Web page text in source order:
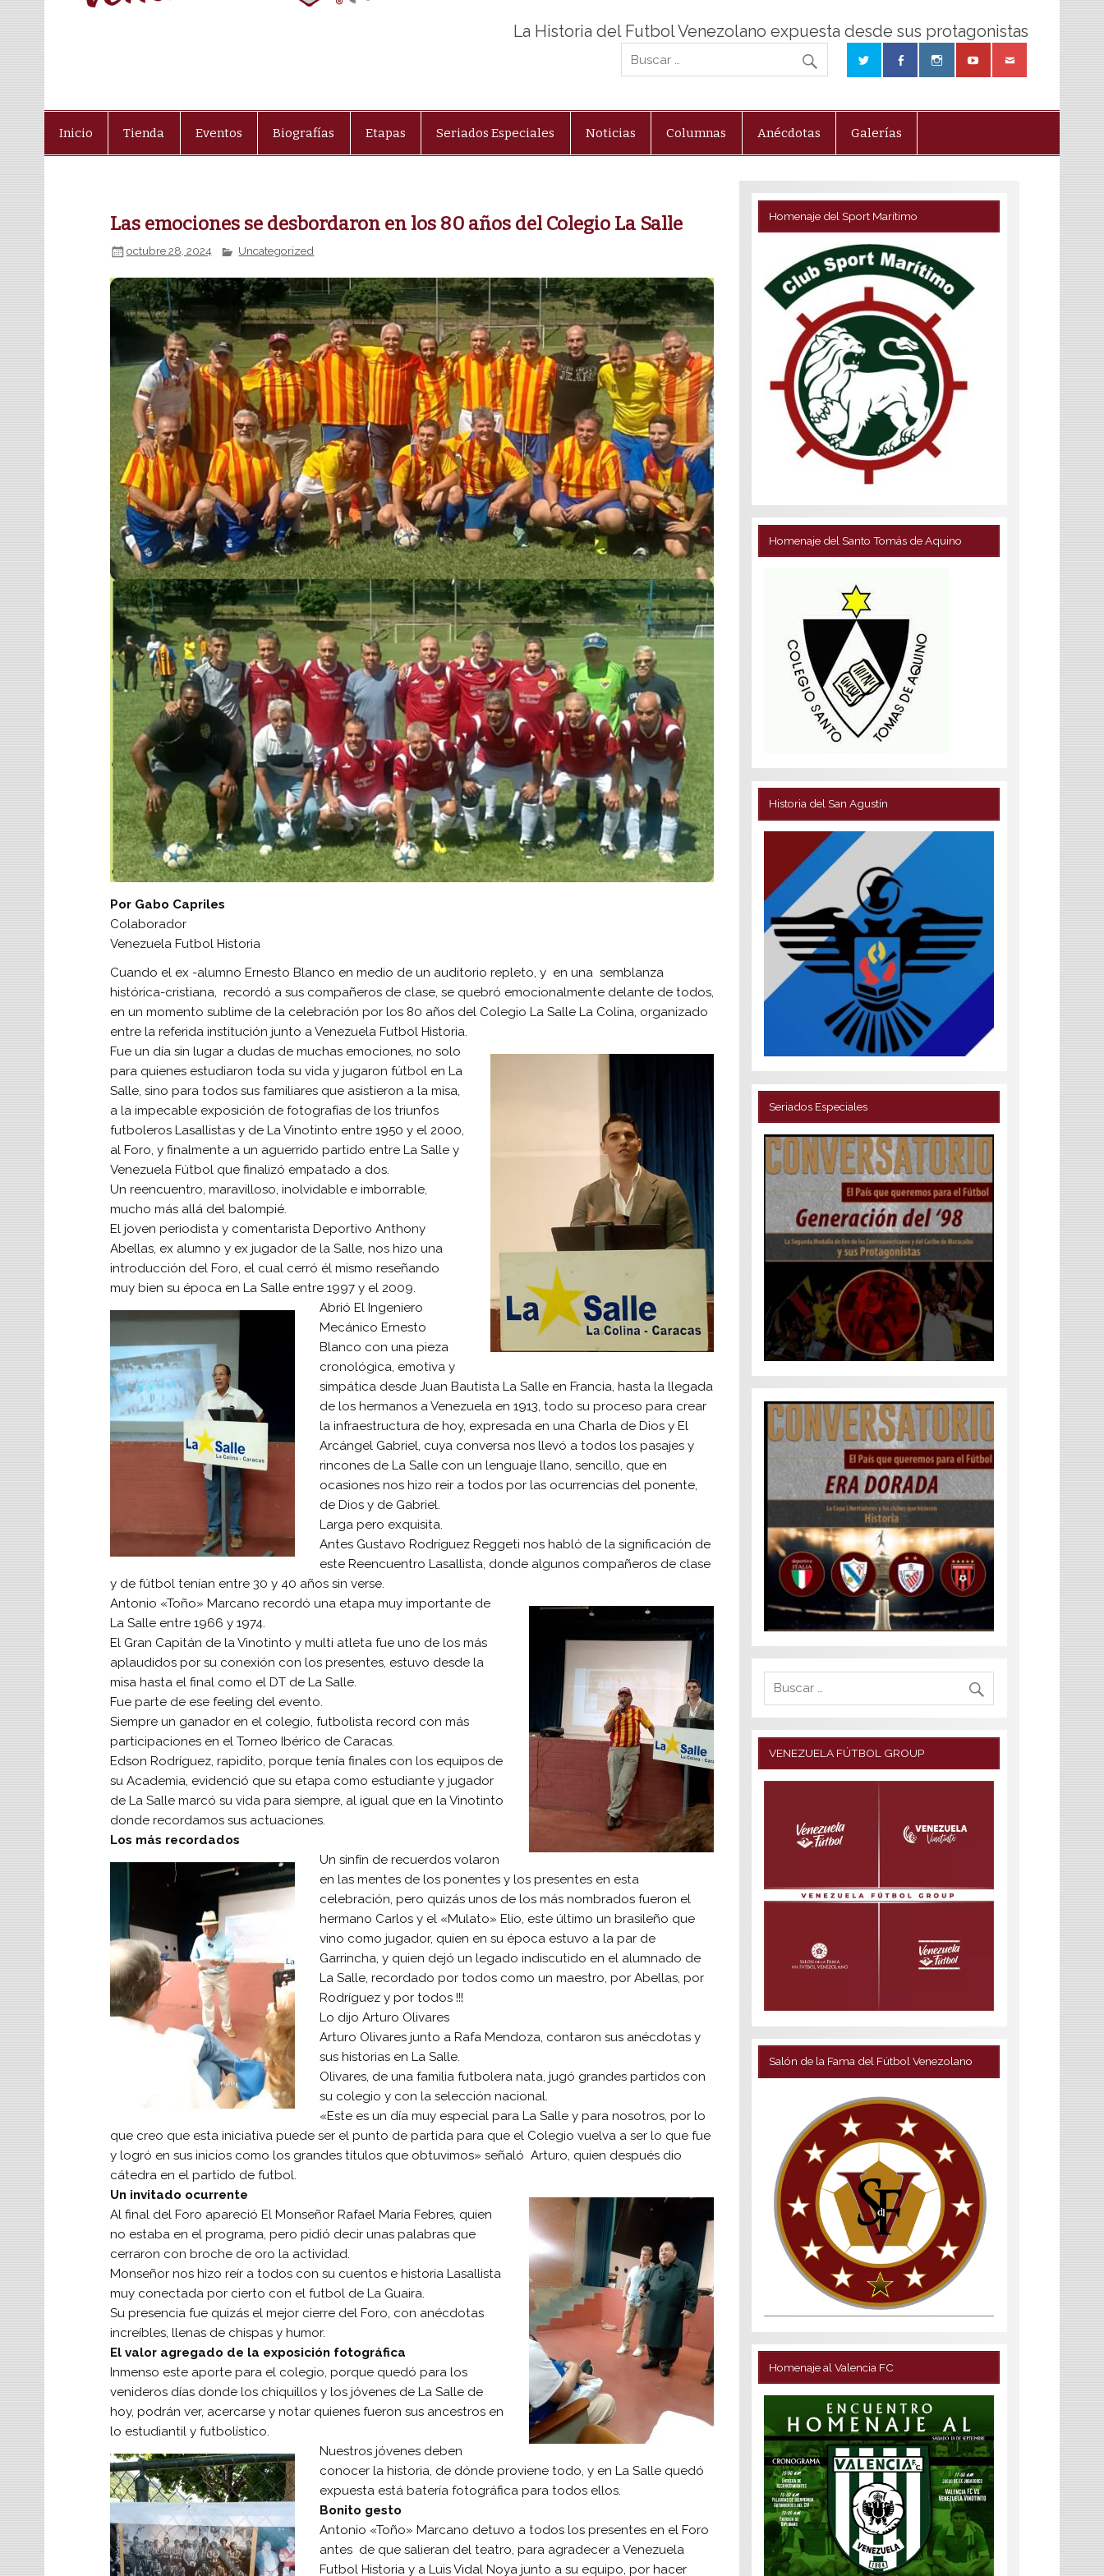
La Historia del Futbol Venezolano expuesta desde sus protagonistas
Inicio Tienda Eventos Biografías Etapas Seriados Especiales Noticias Columnas Anécdotas Galerías
Las emociones se desbordaron en los 80 años del Colegio La Salle
octubre 28, 2024 Uncategorized
Por Gabo Capriles
Colaborador
Venezuela Futbol Historia
Cuando el ex -alumno Ernesto Blanco en medio de un auditorio repleto, y en una semblanza
histórica-cristiana, recordó a sus compañeros de clase, se quebró emocionalmente delante de todos,
en un momento sublime de la celebración por los 80 años del Colegio La Salle La Colina, organizado
entre la referida institución junto a Venezuela Futbol Historia.
Fue un día sin lugar a dudas de muchas emociones, no solo
para quienes estudiaron toda su vida y jugaron fútbol en La
Salle, sino para todos sus familiares que asistieron a la misa,
a la impecable exposición de fotografías de los triunfos
futboleros Lasallistas y de La Vinotinto entre 1950 y el 2000,
al Foro, y finalmente a un aguerrido partido entre La Salle y
Venezuela Fútbol que finalizó empatado a dos.
Un reencuentro, maravilloso, inolvidable e imborrable,
mucho más allá del balompié.
El joven periodista y comentarista Deportivo Anthony
Abellas, ex alumno y ex jugador de la Salle, nos hizo una
introducción del Foro, el cual cerró él mismo reseñando
muy bien su época en La Salle entre 1997 y el 2009.
Abrió El Ingeniero
Mecánico Ernesto
Blanco con una pieza
cronológica, emotiva y
simpática desde Juan Bautista La Salle en Francia, hasta la llegada
de los hermanos a Venezuela en 1913, todo su proceso para crear
la infraestructura de hoy, expresada en una Charla de Dios y El
Arcángel Gabriel, cuya conversa nos llevó a todos los pasajes y
rincones de La Salle con un lenguaje llano, sencillo, que en
ocasiones nos hizo reir a todos por las ocurrencias del ponente,
de Dios y de Gabriel.
Larga pero exquisita.
Antes Gustavo Rodríguez Reggeti nos habló de la significación de
este Reencuentro Lasallista, donde algunos compañeros de clase
y de fútbol tenían entre 30 y 40 años sin verse.
Antonio «Toño» Marcano recordó una etapa muy importante de
La Salle entre 1966 y 1974.
El Gran Capitán de la Vinotinto y multi atleta fue uno de los más
aplaudidos por su conexión con los presentes, estuvo desde la
misa hasta el final como el DT de La Salle.
Fue parte de ese feeling del evento.
Siempre un ganador en el colegio, futbolista record con más
participaciones en el Torneo Ibérico de Caracas.
Edson Rodríguez, rapidito, porque tenía finales con los equipos de
su Academia, evidenció que su etapa como estudiante y jugador
de La Salle marcó su vida para siempre, al igual que en la Vinotinto
donde recordamos sus actuaciones.
Los más recordados
Un sinfín de recuerdos volaron
en las mentes de los ponentes y los presentes en esta
celebración, pero quizás unos de los más nombrados fueron el
hermano Carlos y el «Mulato» Elio, este último un brasileño que
vino como jugador, quien en su época estuvo a la par de
Garrincha, y quien dejó un legado indiscutido en el alumnado de
La Salle, recordado por todos como un maestro, por Abellas, por
Rodríguez y por todos !!!
Lo dijo Arturo Olivares
Arturo Olivares junto a Rafa Mendoza, contaron sus anécdotas y
sus historias en La Salle.
Olivares, de una familia futbolera nata, jugó grandes partidos con
su colegio y con la selección nacional.
«Este es un día muy especial para La Salle y para nosotros, por lo
que creo que esta iniciativa puede ser el punto de partida para que el Colegio vuelva a ser lo que fue
y logró en sus inicios como los grandes títulos que obtuvimos» señaló Arturo, quien después dio
cátedra en el partido de futbol.
Un invitado ocurrente
Al final del Foro apareció El Monseñor Rafael María Febres, quien
no estaba en el programa, pero pidió decir unas palabras que
cerraron con broche de oro la actividad.
Monseñor nos hizo reír a todos con su cuentos e historia Lasallista
muy conectada por cierto con el futbol de La Guaira.
Su presencia fue quizás el mejor cierre del Foro, con anécdotas
increíbles, llenas de chispas y humor.
El valor agregado de la exposición fotográfica
Inmenso este aporte para el colegio, porque quedó para los
venideros días donde los chiquillos y los jóvenes de La Salle de
hoy, podrán ver, acercarse y notar quienes fueron sus ancestros en
lo estudiantil y futbolístico.
Nuestros jóvenes deben
conocer la historia, de dónde proviene todo, y en La Salle quedó
expuesta está batería fotográfica para todos ellos.
Bonito gesto
Antonio «Toño» Marcano detuvo a todos los presentes en el Foro
antes de que salieran del teatro, para agradecer a Venezuela
Futbol Historia y a Luis Vidal Noya junto a su equipo, por hacer
Homenaje del Sport Marítimo
Homenaje del Santo Tomás de Aquino
Historia del San Agustín
Seriados Especiales
VENEZUELA FÚTBOL GROUP
Salón de la Fama del Fútbol Venezolano
Homenaje al Valencia FC